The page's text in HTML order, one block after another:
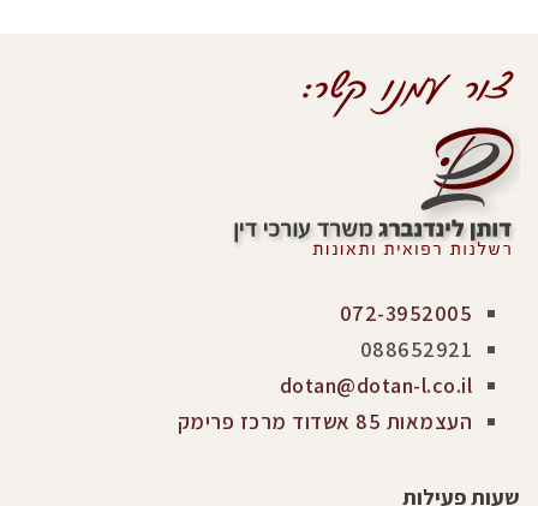
072-3952005
088652921
dotan@dotan-l.co.il
העצמאות 85 אשדוד מרכז פרימק
שעות פעילות